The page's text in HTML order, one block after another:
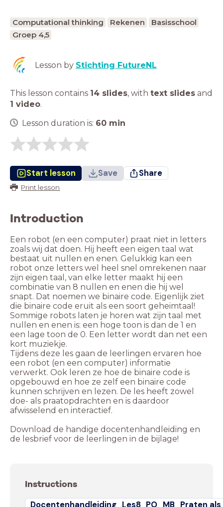
Computational thinking Rekenen
Basisschool
Groep 4,5
Lesson by Stichting FutureNL
This lesson contains 14 slides, with text slides and
1 video.
Lesson duration is: 60 min
Start lesson Save Share
Print lesson
Introduction
Een robot (en een computer) praat niet in letters
zoals wij dat doen. Hij heeft een eigen taal wat
bestaat uit nullen en enen. Gelukkig kan een
robot onze letters wel heel snel omrekenen naar
zijn eigen taal, van elke letter maakt hij een
combinatie van 8 nullen en enen die hij wel
snapt. Dat noemen we binaire code. Eigenlijk ziet
die binaire code eruit als een soort geheimtaal!
Sommige robots laten je horen wat zijn taal met
nullen en enen is: een hoge toon is dan de 1 en
een lage toon de 0. Een letter wordt dan net een
kort muziekje.
Tijdens deze les gaan de leerlingen ervaren hoe
een robot (en een computer) informatie
verwerkt. Ook leren ze hoe de binaire code is
opgebouwd en hoe ze zelf een binaire code
kunnen schrijven en lezen. De les heeft zowel
doe- als praatopdrachten en is daardoor
afwisselend en interactief.
Download de handige docentenhandleiding en
de lesbrief voor de leerlingen in de bijlage!
Instructions
Docentenhandleiding_Les8_PO_MB_Praten